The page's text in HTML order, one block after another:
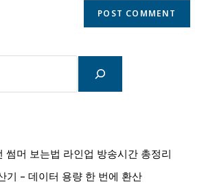
썸머 보는법 라인업 방송시간 총정리
기 – 데이터 용량 한 번에 환산